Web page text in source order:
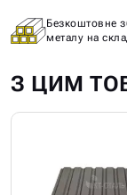
Безкоштовне
металу на
З ЦИМ